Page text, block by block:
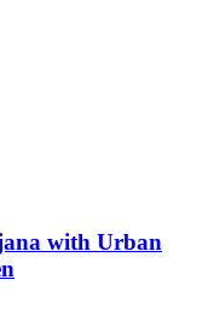
with Urban